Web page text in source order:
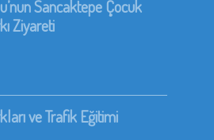
Sancaktepe Çocuk
Ziyareti
ve Trafik Eğitimi